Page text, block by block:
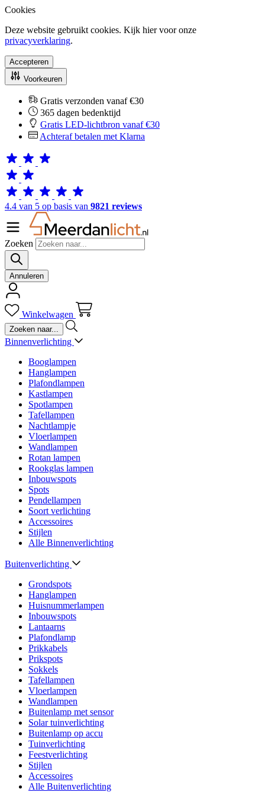
Cookies
Deze website gebruikt cookies. Kijk hier voor onze
privacyverklaring.
Accepteren
Voorkeuren
Gratis verzonden vanaf €30
365 dagen bedenktijd
Gratis LED-lichtbron vanaf €30
Achteraf betalen met Klarna
4.4 van 5 op basis van 9821 reviews
Zoeken
Annuleren
Winkelwagen
Binnenverlichting
Booglampen
Hanglampen
Plafondlampen
Kastlampen
Spotlampen
Tafellampen
Nachtlampje
Vloerlampen
Wandlampen
Rotan lampen
Rookglas lampen
Inbouwspots
Spots
Pendellampen
Soort verlichting
Accessoires
Stijlen
Alle Binnenverlichting
Buitenverlichting
Grondspots
Hanglampen
Huisnummerlampen
Inbouwspots
Lantaarns
Plafondlamp
Prikkabels
Prikspots
Sokkels
Tafellampen
Vloerlampen
Wandlampen
Buitenlamp met sensor
Solar tuinverlichting
Buitenlamp op accu
Tuinverlichting
Feestverlichting
Stijlen
Accessoires
Alle Buitenverlichting